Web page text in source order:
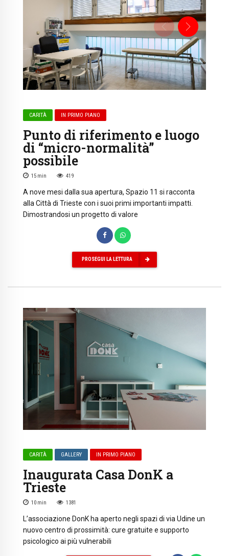
CARITÀ IN PRIMO PIANO
Punto di riferimento e luogo
di “micro-normalità”
possibile
15 min 419
A nove mesi dalla sua apertura, Spazio 11 si racconta
alla Città di Trieste con i suoi primi importanti impatti.
Dimostrandosi un progetto di valore
PROSEGUI LA LETTURA
CARITÀ GALLERY IN PRIMO PIANO
Inaugurata Casa DonK a
Trieste
10 min 1381
L’associazione DonK ha aperto negli spazi di via Udine un
nuovo centro di prossimità: cure gratuite e supporto
psicologico ai più vulnerabili